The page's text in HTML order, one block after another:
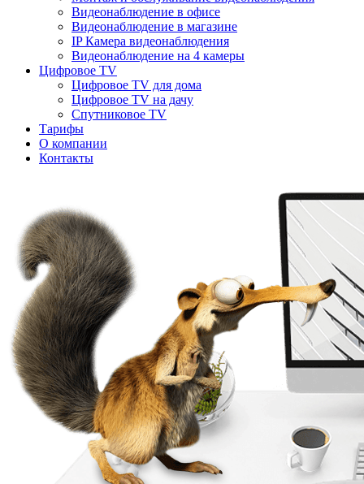
Видеонаблюдение в офисе
Видеонаблюдение в магазине
IP Камера видеонаблюдения
Видеонаблюдение на 4 камеры
Цифровое TV
Цифровое TV для дома
Цифровое TV на дачу
Спутниковое TV
Тарифы
О компании
Контакты